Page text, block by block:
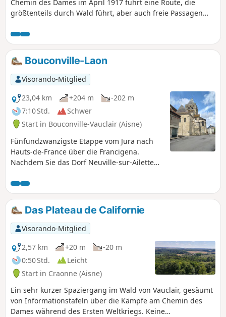
Chemin des Dames im April 1917 führt eine Route, die
größtenteils durch Wald führt, aber auch freie Passagen
wie gefährlich diese Operation war. Besonders bewegend
ist die Strecke auf dem Gelände des ehemaligen Dorfes
Craonne, das unter dem Artilleriefeuer zerstört wurde. Die
Überreste der Abtei von Vauclair bilden einen schönen
Abschluss der Wanderung mit einem Hauch von
Kulturerbe.
Bouconville-Laon
Visorando-Mitglied
23,04 km
+204 m
-202 m
7:10 Std.
Schwer
Start in Bouconville-Vauclair (Aisne)
Fünfundzwanzigste Etappe vom Jura nach
Hauts-de-France über die Francigena.
Nachdem Sie das Dorf Neuville-sur-Ailette
du Lac d'Ailette. Von überall her strahlt diese
Weite eine beruhigende Gelassenheit aus. Je
weiter Sie voranschreiten, desto deutlicher
erkennen Sie die Silhouette der „gekrönten
Stadt“, die schon aus großer Entfernung
sichtbar ist. Sie erreichen Laon, die
Hauptstadt des Departements, mit ihrer
„luftigen“ Kathedrale und ihren zahlreichen
Öffnungen in den Türmen, ihrer
Templerkapelle und ihrer Kirche mit dem
niederländischen Namen Sint Martinus kerk.
Sie entdecken auch den imposanten
ehemaligen Bischofspalast sowie die
Das Plateau de Californie
Visorando-Mitglied
2,57 km
+20 m
-20 m
0:50 Std.
Leicht
Start in Craonne (Aisne)
Ein sehr kurzer Spaziergang im Wald von Vauclair, gesäumt
von Informationstafeln über die Kämpfe am Chemin des
Dames während des Ersten Weltkriegs. Keine